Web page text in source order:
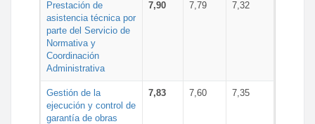
Prestación de
asistencia técnica por
parte del Servicio de
Normativa y
Coordinación
Administrativa
7,90 7,79 7,32
Gestión de la
ejecución y control de
garantía de obras
7,83 7,60 7,35